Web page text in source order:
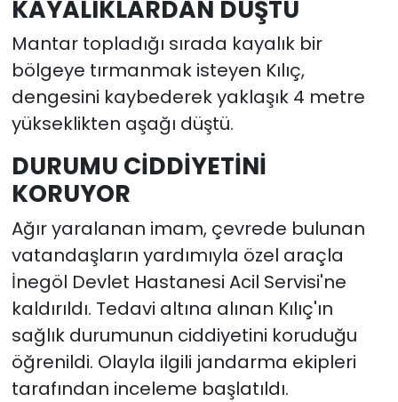
KAYALIKLARDAN DÜŞTÜ
Mantar topladığı sırada kayalık bir
bölgeye tırmanmak isteyen Kılıç,
dengesini kaybederek yaklaşık 4 metre
yükseklikten aşağı düştü.
DURUMU CİDDİYETİNİ
KORUYOR
Ağır yaralanan imam, çevrede bulunan
vatandaşların yardımıyla özel araçla
İnegöl Devlet Hastanesi Acil Servisi'ne
kaldırıldı. Tedavi altına alınan Kılıç'ın
sağlık durumunun ciddiyetini koruduğu
öğrenildi. Olayla ilgili jandarma ekipleri
tarafından inceleme başlatıldı.